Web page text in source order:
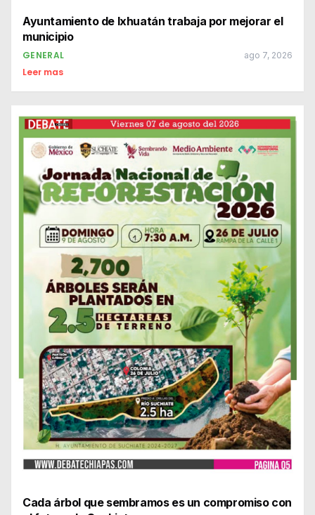
Ayuntamiento de Ixhuatán trabaja por mejorar el
municipio
GENERAL ago 7, 2026
Leer mas
Cada árbol que sembramos es un compromiso con